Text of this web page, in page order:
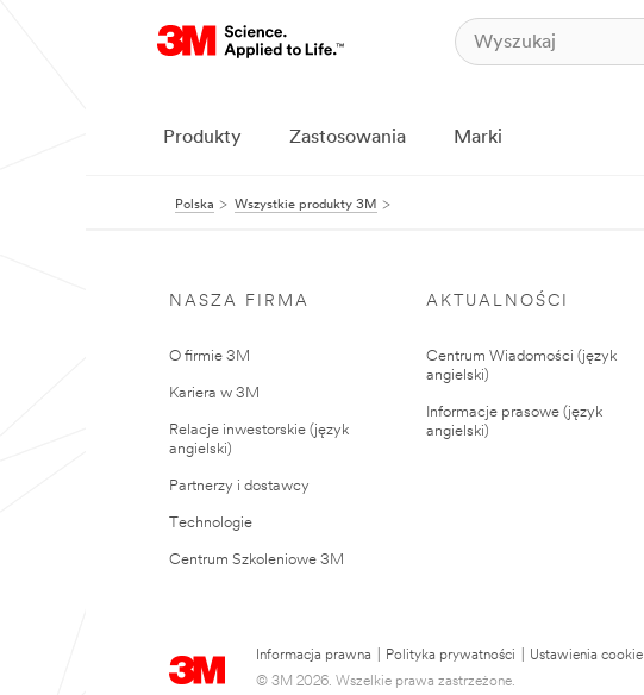
Produkty Zastosowania Marki
Polska Wszystkie produkty 3M
NASZA FIRMA
O firmie 3M
Kariera w 3M
Relacje inwestorskie (język
angielski)
Partnerzy i dostawcy
Technologie
Centrum Szkoleniowe 3M
AKTUALNOŚCI
Centrum Wiadomości (język
angielski)
Informacje prasowe (język
angielski)
Informacja prawna Polityka prywatności
Ustawienia cookie
© 3M 2026. Wszelkie prawa zastrzeżone.